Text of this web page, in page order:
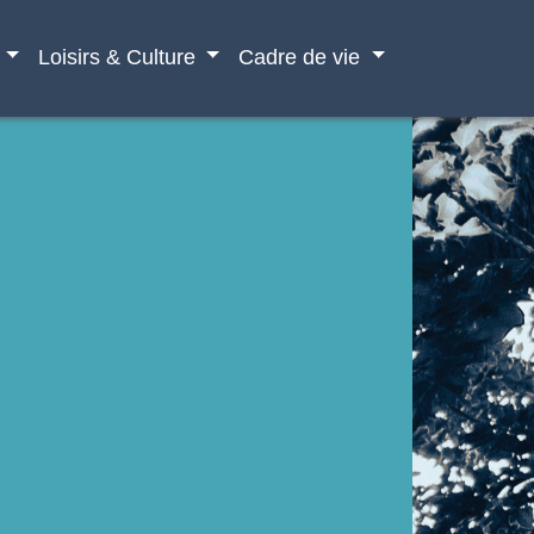
Loisirs & Culture Cadre de vie